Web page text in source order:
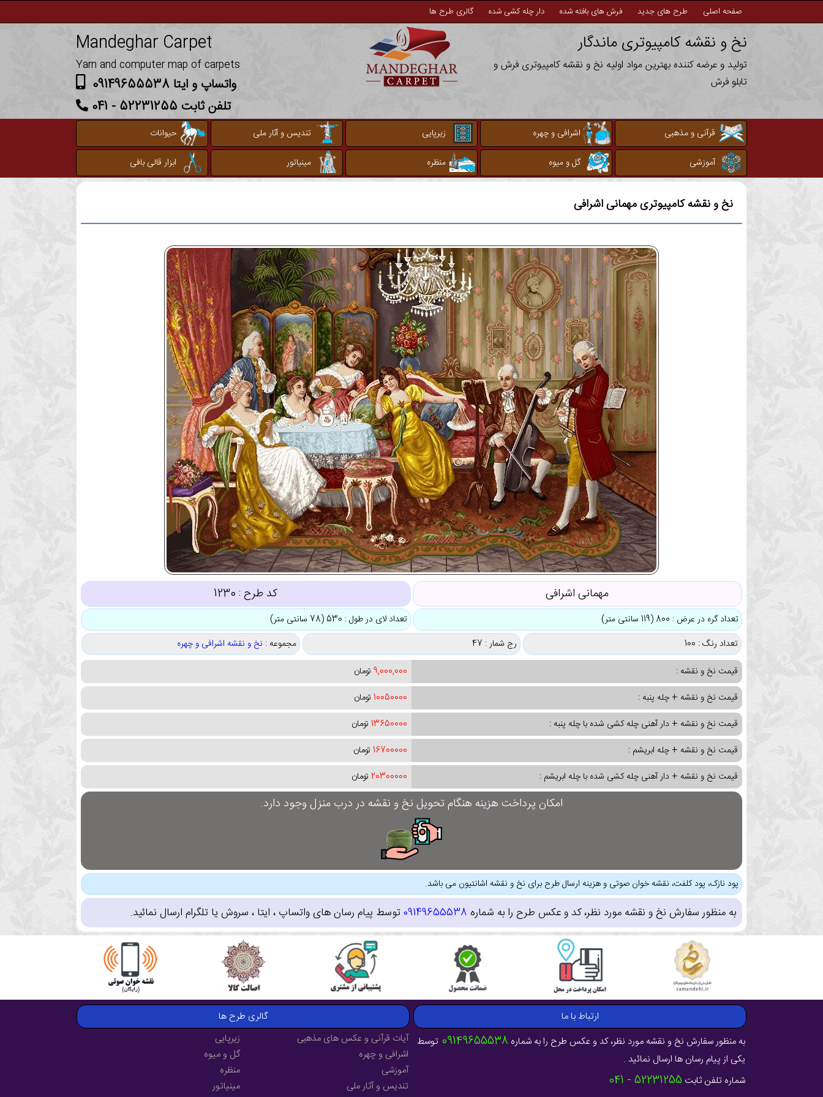
صفحه اصلی طرح های جدید فرش های بافته شده دار چله کشی شده گالری طرح ها
نخ و نقشه کامپیوتری ماندگار
تولید و عرضه کننده بهترین مواد اولیه نخ و نقشه کامپیوتری فرش و
تابلو فرش
Mandeghar Carpet
Yarn and computer map of carpets
واتساپ و ایتا 09149655538
تلفن ثابت 52231255 - 041
قرآنی و مذهبی اشرافی و چهره زیرپایی تندیس و آثار ملی
حیوانات
آموزشی
گل و میوه منظره مینیاتور ابزار قالی بافی
نخ و نقشه کامپیوتریمهمانی اشرافی
مهمانی اشرافی کد طرح : 1230
تعداد گره در عرض : 800 (119 سانتی متر)
تعداد لای در طول : 530 (78 سانتی متر)
تعداد رنگ : 100
رج شمار : 47 مجموعه : نخ و نقشه اشرافی و چهره
قیمت نخ و نقشه :
9,000,000 تومان
قیمت نخ و نقشه + چله پنبه :
10050000 تومان
قیمت نخ و نقشه + دار آهنی چله کشی شده با چله پنبه :
13650000 تومان
قیمت نخ و نقشه + چله ابریشم :
16700000 تومان
قیمت نخ و نقشه + دار آهنی چله کشی شده با چله ابریشم :
20300000 تومان
امکان پرداخت هزینه هنگام تحویل نخ و نقشه در درب منزل وجود دارد.
پود نازک، پود کلفت، نقشه خوان صوتی و هزینه ارسال طرح برای نخ و نقشه اشانتیون می باشد.
به منظور سفارش نخ و نقشه مورد نظر، کد و عکس طرح را به شماره 09149655538توسط پیام رسان های واتساپ ، ایتا ، سروش یا تلگرام ارسال نمائید.
ارتباط با ما
به منظور سفارش نخ و نقشه مورد نظر، کد و عکس طرح را به شماره 09149655538 توسط
یکی از پیام رسان ها ارسال نمائید .
شماره تلفن ثابت 52231255 - 041
گالری طرح ها
آیات قرآنی و عکس های مذهبی
اشرافی و چهره
آموزشی
تندیس و آثار ملی
زیرپایی
گل و میوه
منظره
مینیاتور